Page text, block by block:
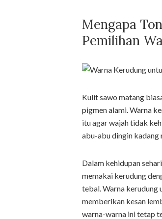
Mengapa
Pemilihan
Kulit sawo matang
pigmen alami. Warna
itu agar wajah tidak
abu-abu dingin
Dalam kehidupan
memakai kerudung
tebal. Warna kerudung
memberikan kesan
warna-warna ini tetap